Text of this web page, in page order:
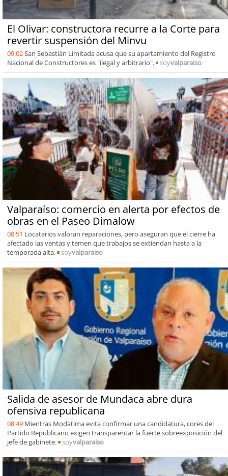
El Olivar: constructora recurre a la Corte para
revertir suspensión del Minvu
09:02San Sebastián Limitada acusa que su apartamiento del Registro
Nacional de Constructores es "ilegal y arbitrario".
soyvalparaiso
Valparaíso: comercio en alerta por efectos de
obras en el Paseo Dimalow
08:51 Locatarios valoran reparaciones, pero aseguran que el cierre ha
afectado las ventas y temen que trabajos se extiendan hasta a la
temporada alta.
soyvalparaiso
Salida de asesor de Mundaca abre dura
ofensiva republicana
08:49 Mientras Modatima evita confirmar una candidatura, cores del
Partido Republicano exigen transparentar la fuerte sobreexposición del
jefe de gabinete.
soyvalparaiso